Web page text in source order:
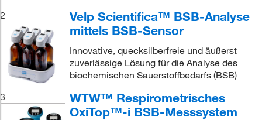
2
Velp Scientifica™ BSB-Analyse
mittels BSB-Sensor
Innovative, quecksilberfreie und äußerst
zuverlässige Lösung für die Analyse des
biochemischen Sauerstoffbedarfs (BSB)
3
WTW™ Respirometrisches
OxiTop™-i BSB-Messsystem